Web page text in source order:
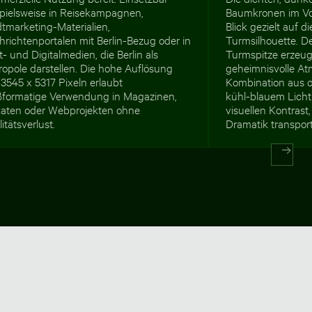
in Reisekampagnen,
Materialien,
mit Berlin-Bezug oder in
und Digitalmedien, die Berlin als
darstellen. Die hohe Auflösung
x 5317 Pixeln erlaubt
Verwendung in Magazinen,
oder Webprojekten ohne
Baumkronen im
Blick gezielt auf
Turmsilhouette.
Turmspitze
geheimnisvolle
Kombination aus
kühl-blauem
visuellen
Dramatik